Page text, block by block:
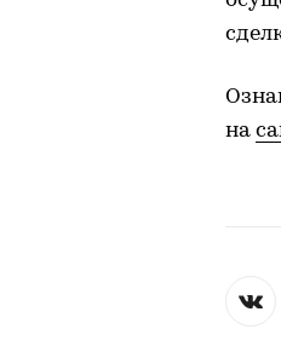
на